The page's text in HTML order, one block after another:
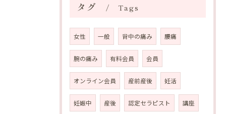
タグ Tags
女性 一般 背中の痛み 腰痛
腕の痛み 有料会員 会員
オンライン会員 産前産後 妊活
妊娠中 産後 認定セラピスト 講座